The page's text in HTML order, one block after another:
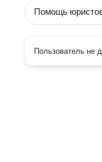
Помощь
Пользователь не